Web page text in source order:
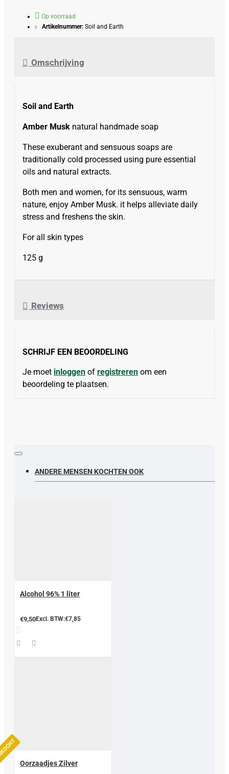
Op voorraad
Artikelnummer: Soil and Earth
Omschrijving
Soil and Earth
Amber Musk natural handmade soap
These exuberant and sensuous soaps are
traditionally cold processed using pure essential
oils and natural extracts.
Both men and women, for its sensuous, warm
nature, enjoy Amber Musk. it helps alleviate daily
stress and freshens the skin.
For all skin types
125 g
Reviews
SCHRIJF EEN BEOORDELING
Je moet inloggen of registreren om een
beoordeling te plaatsen.
ANDERE MENSEN KOCHTEN OOK
Alcohol 96% 1 liter
€9,50Excl. BTW:€7,85
Oorzaadjes Zilver